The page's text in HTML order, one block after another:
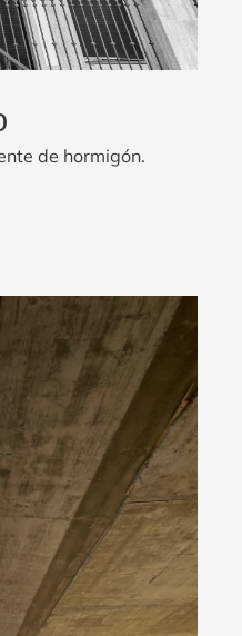
de hormigón.